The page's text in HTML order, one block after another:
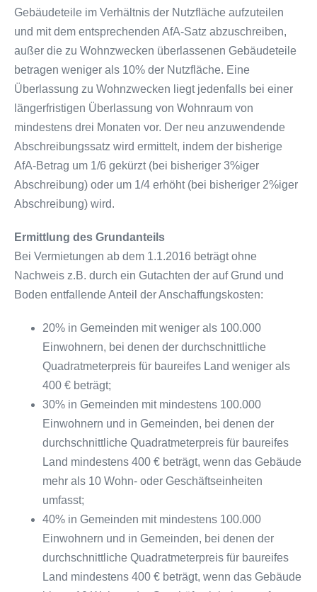
Gebäudeteile im Verhältnis der Nutzfläche aufzuteilen
und mit dem entsprechenden AfA-Satz abzuschreiben,
außer die zu Wohnzwecken überlassenen Gebäudeteile
betragen weniger als 10% der Nutzfläche. Eine
Überlassung zu Wohnzwecken liegt jedenfalls bei einer
längerfristigen Überlassung von Wohnraum von
mindestens drei Monaten vor. Der neu anzuwendende
Abschreibungssatz wird ermittelt, indem der bisherige
AfA-Betrag um 1/6 gekürzt (bei bisheriger 3%iger
Abschreibung) oder um 1/4 erhöht (bei bisheriger 2%iger
Abschreibung) wird.
Ermittlung des Grundanteils
Bei Vermietungen ab dem 1.1.2016 beträgt ohne
Nachweis z.B. durch ein Gutachten der auf Grund und
Boden entfallende Anteil der Anschaffungskosten:
20% in Gemeinden mit weniger als 100.000
Einwohnern, bei denen der durchschnittliche
Quadratmeterpreis für baureifes Land weniger als
400 € beträgt;
30% in Gemeinden mit mindestens 100.000
Einwohnern und in Gemeinden, bei denen der
durchschnittliche Quadratmeterpreis für baureifes
Land mindestens 400 € beträgt, wenn das Gebäude
mehr als 10 Wohn- oder Geschäftseinheiten
umfasst;
40% in Gemeinden mit mindestens 100.000
Einwohnern und in Gemeinden, bei denen der
durchschnittliche Quadratmeterpreis für baureifes
Land mindestens 400 € beträgt, wenn das Gebäude